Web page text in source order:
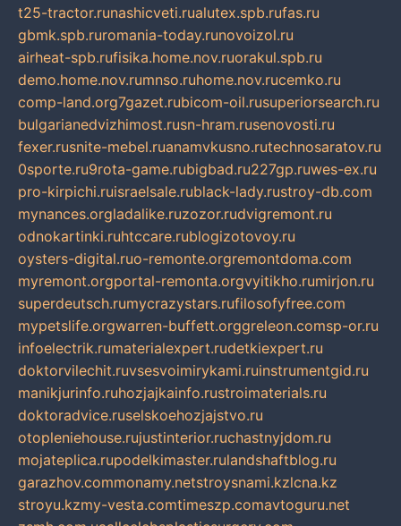
t25-tractor.runashicveti.rualutex.spb.rufas.ru
gbmk.spb.ruromania-today.runovoizol.ru
airheat-spb.rufisika.home.nov.ruorakul.spb.ru
demo.home.nov.rumnso.ruhome.nov.rucemko.ru
comp-land.org7gazet.rubicom-oil.rusuperiorsearch.ru
bulgarianedvizhimost.rusn-hram.rusenovosti.ru
fexer.rusnite-mebel.ruanamvkusno.rutechnosaratov.ru
0sporte.ru9rota-game.rubigbad.ru227gp.ruwes-ex.ru
pro-kirpichi.ruisraelsale.rublack-lady.rustroy-db.com
mynances.orgladalike.ruzozor.rudvigremont.ru
odnokartinki.ruhtccare.rublogizotovoy.ru
oysters-digital.ruo-remonte.orgremontdoma.com
myremont.orgportal-remonta.orgvyitikho.rumirjon.ru
superdeutsch.rumycrazystars.rufilosofyfree.com
mypetslife.orgwarren-buffett.orggreleon.comsp-or.ru
infoelectrik.rumaterialexpert.rudetkiexpert.ru
doktorvilechit.ruvsesvoimirykami.ruinstrumentgid.ru
manikjurinfo.ruhozjajkainfo.rustroimaterials.ru
doktoradvice.ruselskoehozjajstvo.ru
otopleniehouse.rujustinterior.ruchastnyjdom.ru
mojateplica.rupodelkimaster.rulandshaftblog.ru
garazhov.commonamy.netstroysnami.kzlcna.kz
stroyu.kzmy-vesta.comtimeszp.comavtoguru.net